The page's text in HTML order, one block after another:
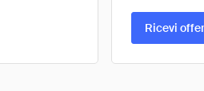
Ricevi